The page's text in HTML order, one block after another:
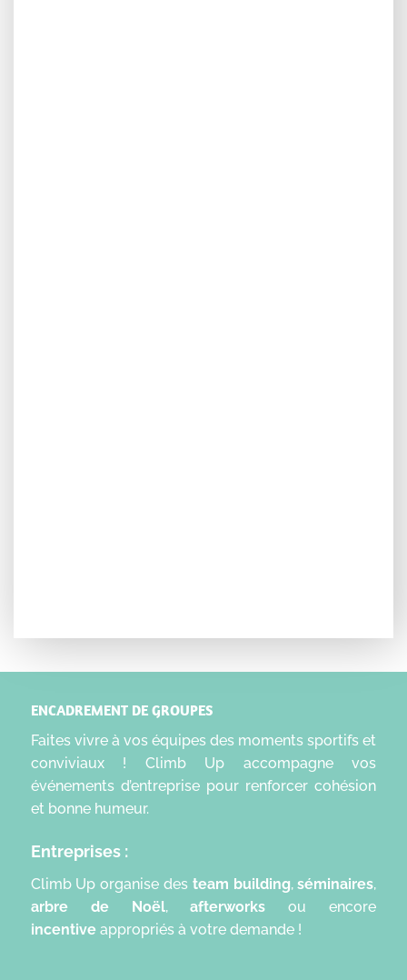
ENCADREMENT DE GROUPES
Faites vivre à vos équipes des moments sportifs et
conviviaux ! Climb Up accompagne vos
événements d’entreprise pour renforcer cohésion
et bonne humeur.
Entreprises :
Climb Up organise des team building,séminaires,
arbre de Noël,afterworks ou encore
incentive appropriés à votre demande !